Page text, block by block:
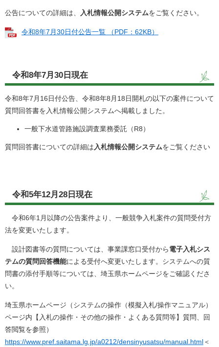
公告についての詳細は、 入札情報公開システムをご覧ください。
令和8年7月30日付公告一覧 （PDF：62KB）
令和8年7月30日現在
令和8年7月16日付公告、令和8年8月18日開札の以下の案件について
質問回答書を入札情報公開システムへ掲載しました。
​一般下水道管路施設調査業務委託（R8）
質問回答書についての詳細は入札情報公開システムをご覧ください
令和5年12月28日現在
令和6年1月以降の公告案件より、一般競争入札案件の質問受付方
法を変更いたします。
設計図書等の質問については、事業課窓口受付から電子入札シス
テムの質問回答機能による受付へ変更いたします。システムへの質
問書の添付手順等については、埼玉県ホームページをご確認くださ
い。
埼玉県ホームページ（システムの操作（模擬入札/操作マニュアル）
ページ内【入札の操作・その他の操作・よくある質問等】質問、回
答閲覧を参照）
https://www.pref.saitama.lg.jp/a0212/densinyusatsu/manual.html＜